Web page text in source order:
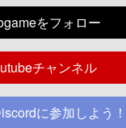
をフォロー
チャンネル
に参加しよう！